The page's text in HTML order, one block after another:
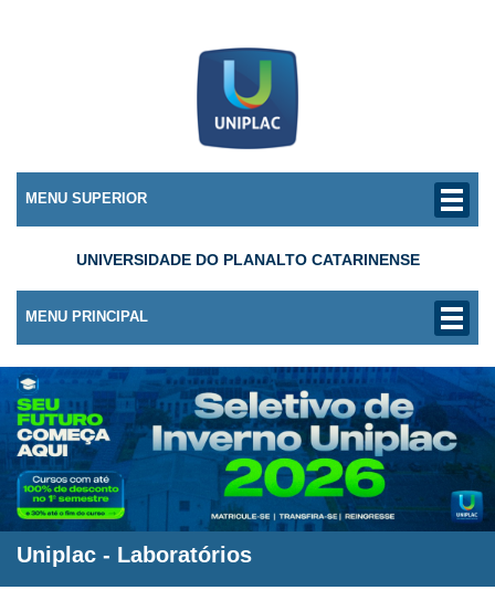
MENU SUPERIOR
UNIVERSIDADE DO PLANALTO CATARINENSE
MENU PRINCIPAL
Uniplac - Laboratórios